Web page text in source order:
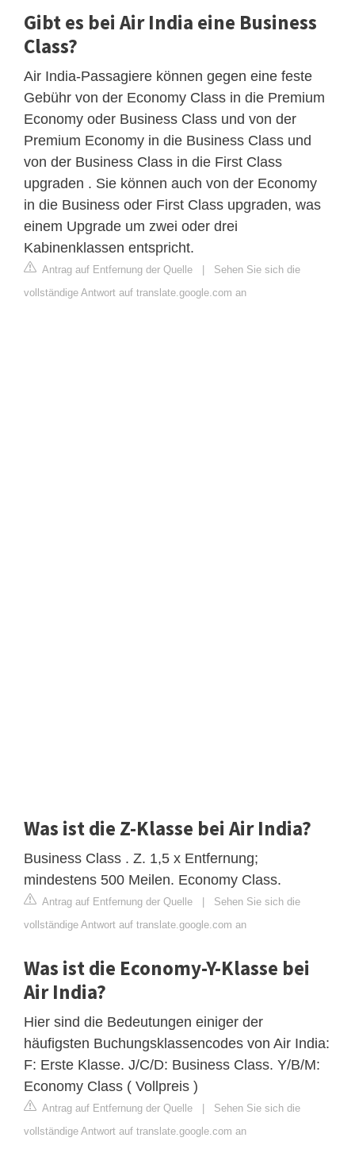
Gibt es bei Air India eine Business
Class?
Air India-Passagiere können gegen eine feste
Gebühr von der Economy Class in die Premium
Economy oder Business Class und von der
Premium Economy in die Business Class und
von der Business Class in die First Class
upgraden . Sie können auch von der Economy
in die Business oder First Class upgraden, was
einem Upgrade um zwei oder drei
Kabinenklassen entspricht.
Antrag auf Entfernung der Quelle | Sehen Sie sich die
vollständige Antwort auf translate.google.com an
Was ist die Z-Klasse bei Air India?
Business Class . Z. 1,5 x Entfernung;
mindestens 500 Meilen. Economy Class.
Antrag auf Entfernung der Quelle | Sehen Sie sich die
vollständige Antwort auf translate.google.com an
Was ist die Economy-Y-Klasse bei
Air India?
Hier sind die Bedeutungen einiger der
häufigsten Buchungsklassencodes von Air India:
F: Erste Klasse. J/C/D: Business Class. Y/B/M:
Economy Class ( Vollpreis )
Antrag auf Entfernung der Quelle | Sehen Sie sich die
vollständige Antwort auf translate.google.com an